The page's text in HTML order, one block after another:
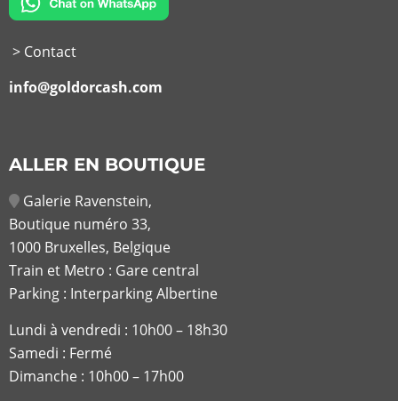
> Contact
info@goldorcash.com
ALLER EN BOUTIQUE
Galerie Ravenstein,
Boutique numéro 33,
1000 Bruxelles, Belgique
Train et Metro : Gare central
Parking : Interparking Albertine
Lundi à vendredi : 10h00 – 18h30
Samedi : Fermé
Dimanche : 10h00 – 17h00